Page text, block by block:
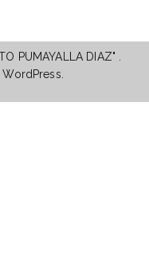
PUMAYALLA DIAZ"
WordPress